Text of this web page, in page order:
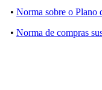
• Norma sobre o
• Norma de compras